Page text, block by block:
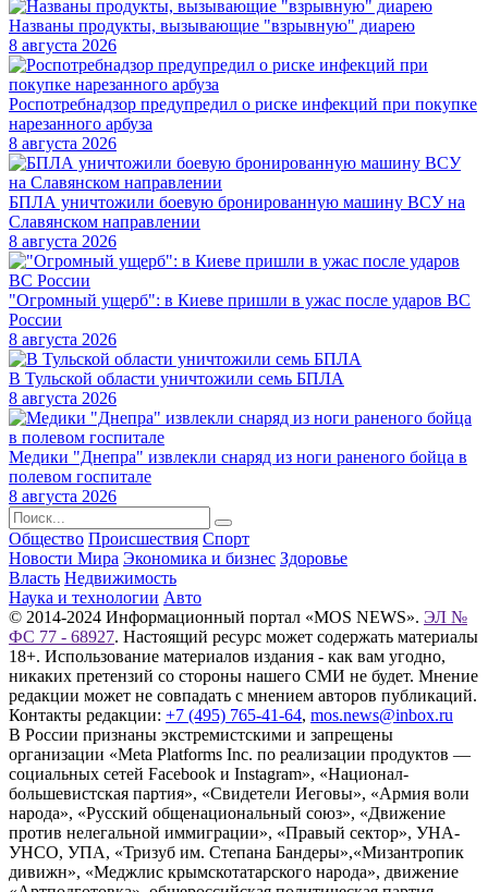
Названы продукты, вызывающие "взрывную" диарею
8 августа 2026
Роспотребнадзор предупредил о риске инфекций при покупке
нарезанного арбуза
8 августа 2026
БПЛА уничтожили боевую бронированную машину ВСУ на
Славянском направлении
8 августа 2026
"Огромный ущерб": в Киеве пришли в ужас после ударов ВС
России
8 августа 2026
В Тульской области уничтожили семь БПЛА
8 августа 2026
Медики "Днепра" извлекли снаряд из ноги раненого бойца в
полевом госпитале
8 августа 2026
Общество Происшествия Спорт
Новости Мира Экономика и бизнес Здоровье
Власть Недвижимость
Наука и технологии Авто
© 2014-2024 Информационный портал «MOS NEWS». ЭЛ №
ФС 77 - 68927. Настоящий ресурс может содержать материалы
18+. Использование материалов издания - как вам угодно,
никаких претензий со стороны нашего СМИ не будет. Мнение
редакции может не совпадать с мнением авторов публикаций.
Контакты редакции: +7 (495) 765-41-64, mos.news@inbox.ru
В России признаны экстремистскими и запрещены
организации «Meta Platforms Inc. по реализации продуктов —
социальных сетей Facebook и Instagram», «Национал-
большевистская партия», «Свидетели Иеговы», «Армия воли
народа», «Русский общенациональный союз», «Движение
против нелегальной иммиграции», «Правый сектор», УНА-
УНСО, УПА, «Тризуб им. Степана Бандеры»,«Мизантропик
дивижн», «Меджлис крымскотатарского народа», движение